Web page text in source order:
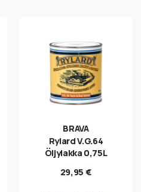
BRAVA
Rylard V.G.64
Öljylakka 0,75L
29,95 €